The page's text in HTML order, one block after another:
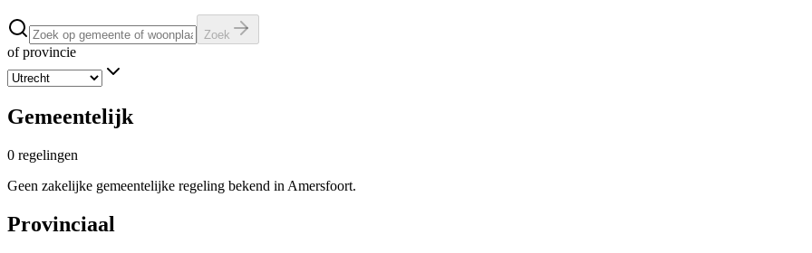
Zoek
of provincie
Gemeentelijk
0 regelingen
Geen zakelijke gemeentelijke regeling bekend in Amersfoort.
Provinciaal